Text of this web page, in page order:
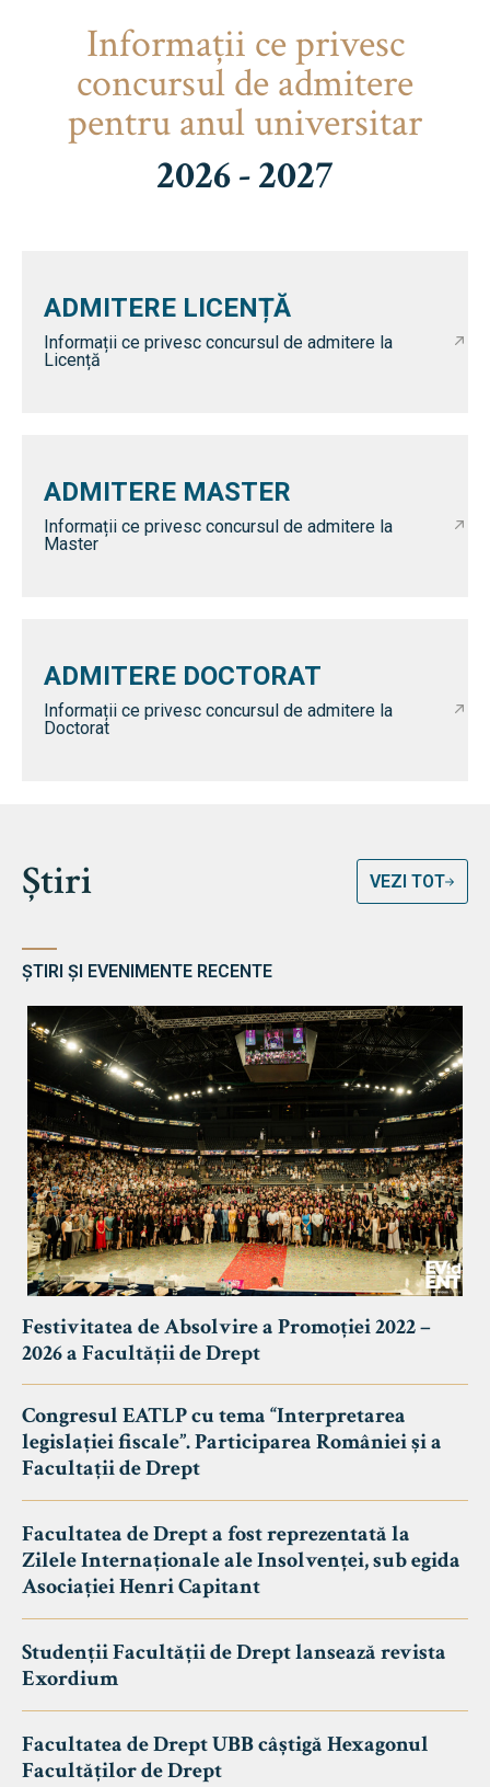
Informaţii ce privesc
concursul de admitere
pentru anul universitar
2026 - 2027
ADMITERE LICENȚĂ
Informații ce privesc concursul de admitere la
Licență
ADMITERE MASTER
Informații ce privesc concursul de admitere la
Master
ADMITERE DOCTORAT
Informații ce privesc concursul de admitere la
Doctorat
Știri VEZI TOT
ȘTIRI ȘI EVENIMENTE RECENTE
Festivitatea de Absolvire a Promoției 2022 –
2026 a Facultății de Drept
Congresul EATLP cu tema “Interpretarea
legislației fiscale”. Participarea României și a
Facultații de Drept
Facultatea de Drept a fost reprezentată la
Zilele Internaționale ale Insolvenței, sub egida
Asociației Henri Capitant
Studenții Facultății de Drept lansează revista
Exordium
Facultatea de Drept UBB câștigă Hexagonul
Facultăților de Drept